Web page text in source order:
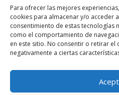
Para ofrecer las mejores
cookies para almacenar y/o acceder
consentimiento de estas
como el comportamiento de
en este sitio. No consentir o retirar
negativamente a ciertas
logo SID